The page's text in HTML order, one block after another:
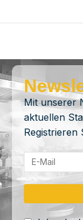
Mit unserer
aktuellen
Registrieren